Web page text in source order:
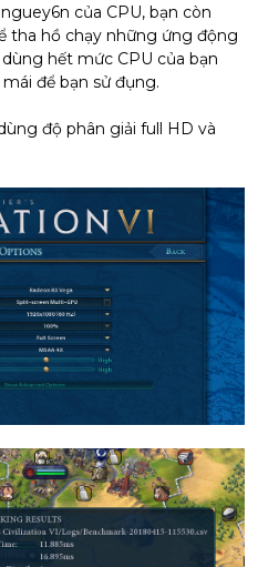
của CPU, bạn còn
tha hồ chạy những ứng động
hết mức CPU của bạn
để bạn sử đụng.
độ phân giải full HD và